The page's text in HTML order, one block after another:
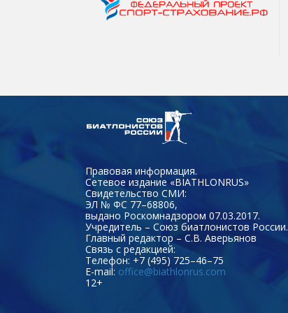
Правовая информация.
Сетевое издание «BIATHLONRUS»
Свидетельство СМИ:
ЭЛ № ФС 77–68806,
выдано Роскомнадзором 07.03.2017.
Учредитель – Союз биатлонистов России.
Главный редактор – С.В. Аверьянов
Связь с редакцией:
Телефон: +7 (495) 725–46–75
E-mail: office@biathlonrus.com
12+